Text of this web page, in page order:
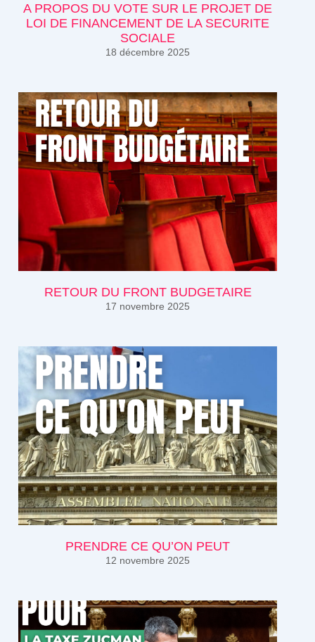
A PROPOS DU VOTE SUR LE PROJET DE
LOI DE FINANCEMENT DE LA SECURITE
SOCIALE
18 décembre 2025
RETOUR DU FRONT BUDGETAIRE
17 novembre 2025
PRENDRE CE QU’ON PEUT
12 novembre 2025